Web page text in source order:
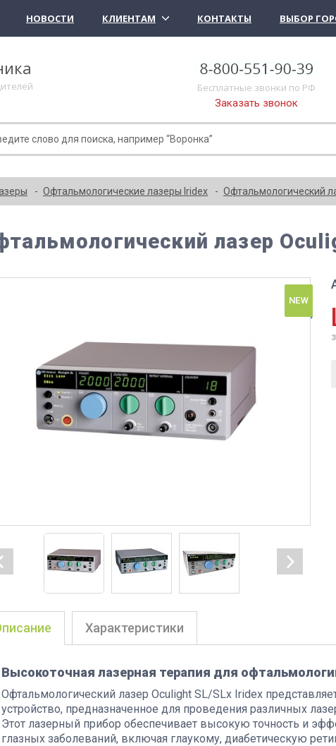
НОВОСТИ КЛИЕНТАМ КОНТАКТЫ ВЫБОР
Бесплатные звонки по РФ
Заказать звонок
Офтальмологические лазеры Iridex Офтальмологический
лазер
NEW
Высокоточная лазерная терапия для
Офтальмологический лазер Oculight SL/SLx Iridex
устройство, предназначенное для проведения различных
Этот лазерный прибор обеспечивает высокую точность и
глазных заболеваний, включая глаукому, диабетическую
Характеристики